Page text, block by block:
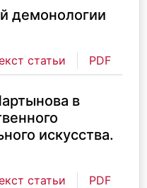
демонологии
статьи PDF
в
искусства.
статьи PDF